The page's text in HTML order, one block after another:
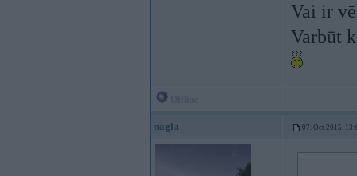
Vai ir
Varbūt
nagla 07. Oct 2015,